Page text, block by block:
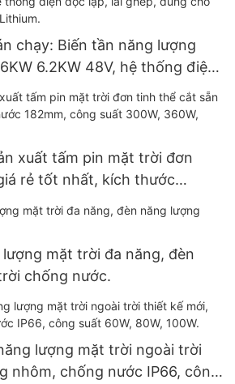
chạy: Biến tần năng lượng
6.2KW 48V, hệ thống điện
cho gia đình, sử dụng pin
xuất tấm pin mặt trời đơn
rẻ tốt nhất, kích thước
300W, 360W, 400W.
mặt trời đa năng, đèn
chống nước.
lượng mặt trời ngoài trời
nhôm, chống nước IP66, công